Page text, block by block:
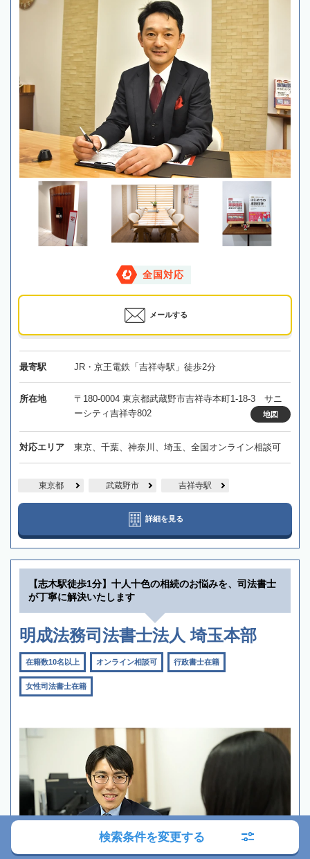
全国対応
メールする
最寄駅 JR・京王電鉄「吉祥寺駅」徒歩2分
所在地
〒180-0004 東京都武蔵野市吉祥寺本町1-18-3 サニ
ーシティ吉祥寺802
地図
対応エリア 東京、千葉、神奈川、埼玉、全国オンライン相談可
東京都 武蔵野市 吉祥寺駅
詳細を見る
【志木駅徒歩1分】十人十色の相続のお悩みを、司法書士
が丁寧に解決いたします
明成法務司法書士法人 埼玉本部
在籍数10名以上 オンライン相談可 行政書士在籍
女性司法書士在籍
検索条件を変更する